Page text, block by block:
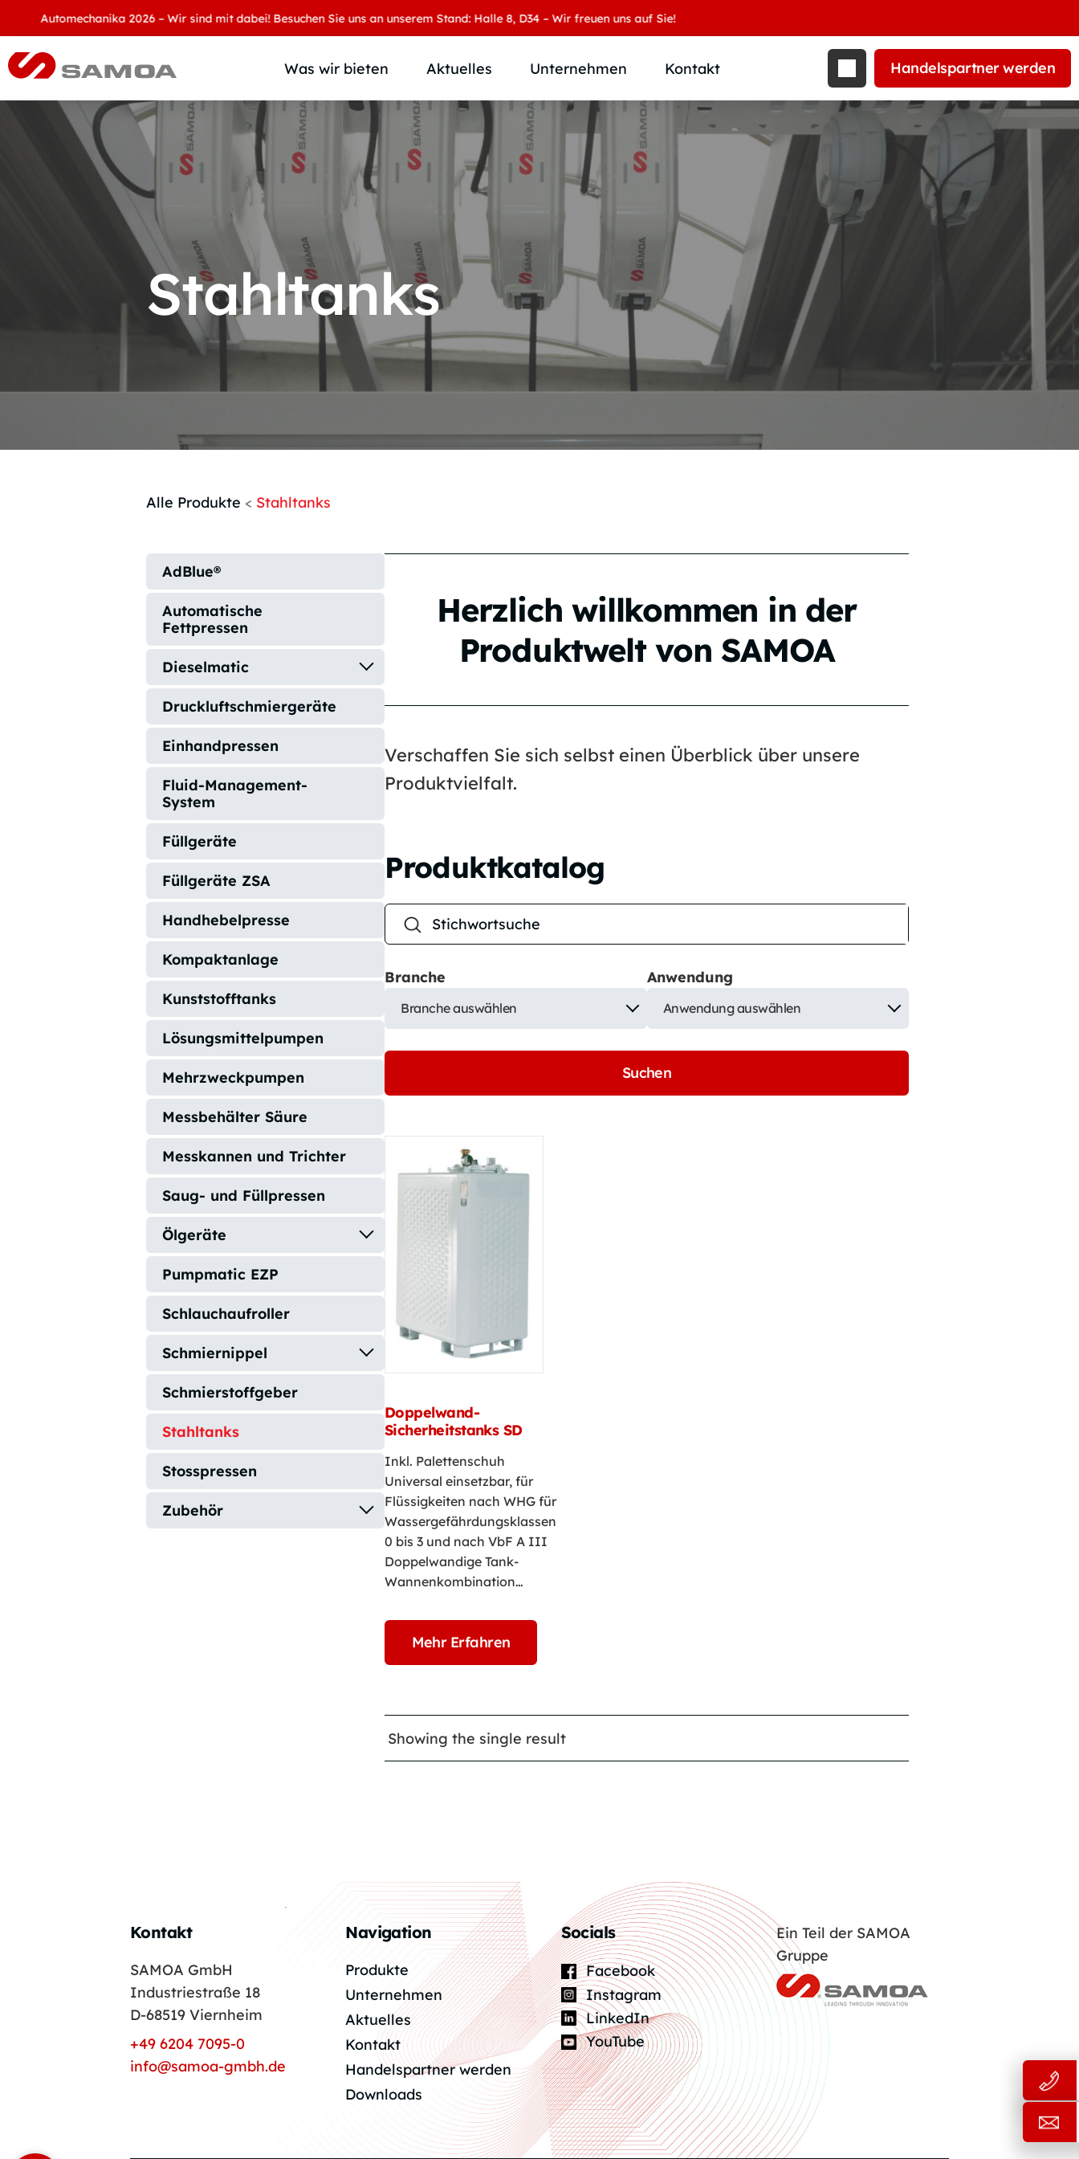
Automechanika 2026 – Wir sind mit dabei! Besuchen Sie uns an unserem Stand: Halle 8, D34 – Wir freuen uns auf Sie!
Was wir bieten
Produktübersicht
Produktkategorie
Anwendungen
Branchen und Märkte
Individuallösungen
Aktuelles Unternehmen
Wer wir sind
SAMOA Gruppe
Karriere
Downloads
Kontakt Handelspartner werden
Stahltanks
Alle Produkte < Stahltanks
AdBlue®
Automatische
Fettpressen
Dieselmatic
Druckluftschmiergeräte
Einhandpressen
Fluid-Management-
System
Füllgeräte
Füllgeräte ZSA
Handhebelpresse
Kompaktanlage
Kunststofftanks
Lösungsmittelpumpen
Mehrzweckpumpen
Messbehälter Säure
Messkannen und Trichter
Saug- und Füllpressen
Ölgeräte
Pumpmatic EZP
Schlauchaufroller
Schmiernippel
Schmierstoffgeber
Stahltanks
Stosspressen
Zubehör
Herzlich willkommen in der
Produktwelt von SAMOA
Verschaffen Sie sich selbst einen Überblick über unsere
Produktvielfalt.
Produktkatalog
Branche
Branche auswählen
Anwendung
Anwendung auswählen
Suchen
Doppelwand-
Sicherheitstanks SD
Inkl. Palettenschuh
Universal einsetzbar, für
Flüssigkeiten nach WHG für
Wassergefährdungsklassen
0 bis 3 und nach VbF A III
Doppelwandige Tank-
Wannenkombination…
Mehr Erfahren
Showing the single result
Kontakt
SAMOA GmbH
Industriestraße 18
D-68519 Viernheim
+49 6204 7095-0
info@samoa-gmbh.de
Navigation
Produkte
Unternehmen
Aktuelles
Kontakt
Handelspartner werden
Downloads
Socials
Facebook
Instagram
LinkedIn
YouTube
Ein Teil der SAMOA
Gruppe